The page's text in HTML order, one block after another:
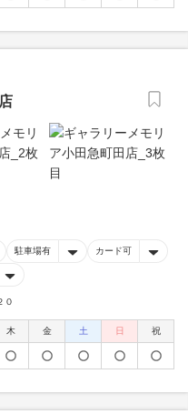
駐車場有 カード可
０
木 金 土 日 祝